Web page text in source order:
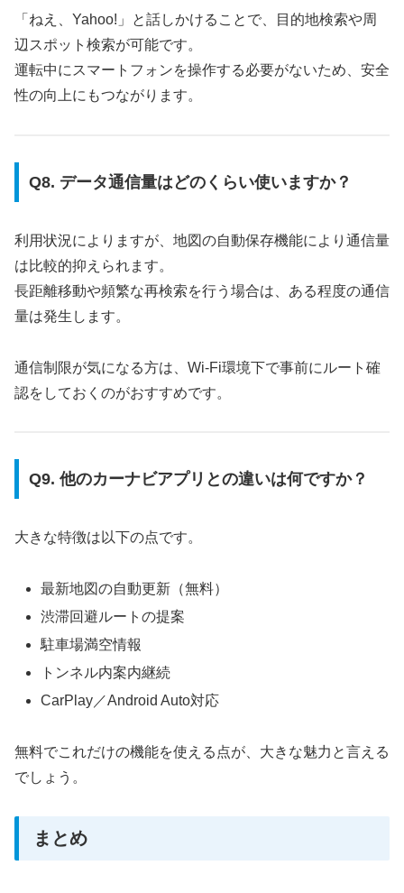
「ねえ、Yahoo!」と話しかけることで、目的地検索や周
辺スポット検索が可能です。
運転中にスマートフォンを操作する必要がないため、安全
性の向上にもつながります。
Q8. データ通信量はどのくらい使いますか？
利用状況によりますが、地図の自動保存機能により通信量
は比較的抑えられます。
長距離移動や頻繁な再検索を行う場合は、ある程度の通信
量は発生します。
通信制限が気になる方は、Wi-Fi環境下で事前にルート確
認をしておくのがおすすめです。
Q9. 他のカーナビアプリとの違いは何ですか？
大きな特徴は以下の点です。
最新地図の自動更新（無料）
渋滞回避ルートの提案
駐車場満空情報
トンネル内案内継続
CarPlay／Android Auto対応
無料でこれだけの機能を使える点が、大きな魅力と言える
でしょう。
まとめ